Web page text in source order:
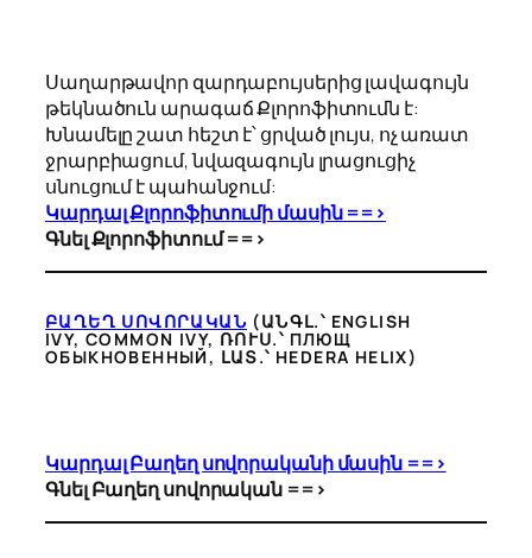
Սաղարթավոր զարդաբույսերից լավագույն
թեկնածուն արագաճ Քլորոֆիտումն է:
Խնամելը շատ հեշտ է՝ ցրված լույս, ոչ առատ
ջրարբիացում, նվազագույն լրացուցիչ
սնուցում է պահանջում:
Կարդալ Քլորոֆիտումի մասին ==>
Գնել Քլորոֆիտում ==>
ԲԱՂԵՂ ՍՈՎՈՐԱԿԱՆ (ԱՆԳԼ.՝ ENGLISH
IVY, COMMON IVY, ՌՈՒՍ.՝ ПЛЮЩ
ОБЫКНОВЕННЫЙ, ԼԱՏ.՝ HEDERA HELIX)
Կարդալ Բաղեղ սովորականի մասին ==>
Գնել Բաղեղ սովորական ==>